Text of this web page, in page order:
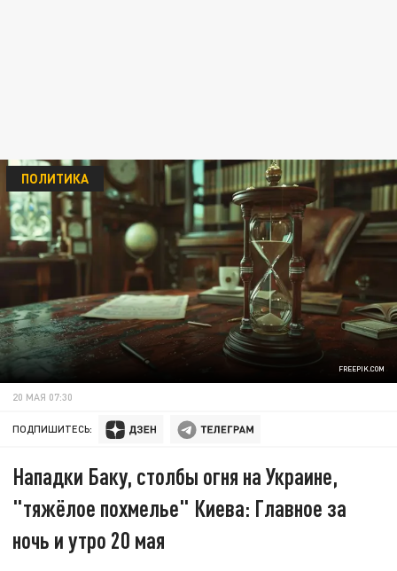
FREEPIK.COM
ПОЛИТИКА
20 МАЯ 07:30
ПОДПИШИТЕСЬ:
Нападки Баку, столбы огня на Украине,
"тяжёлое похмелье" Киева: Главное за
ночь и утро 20 мая